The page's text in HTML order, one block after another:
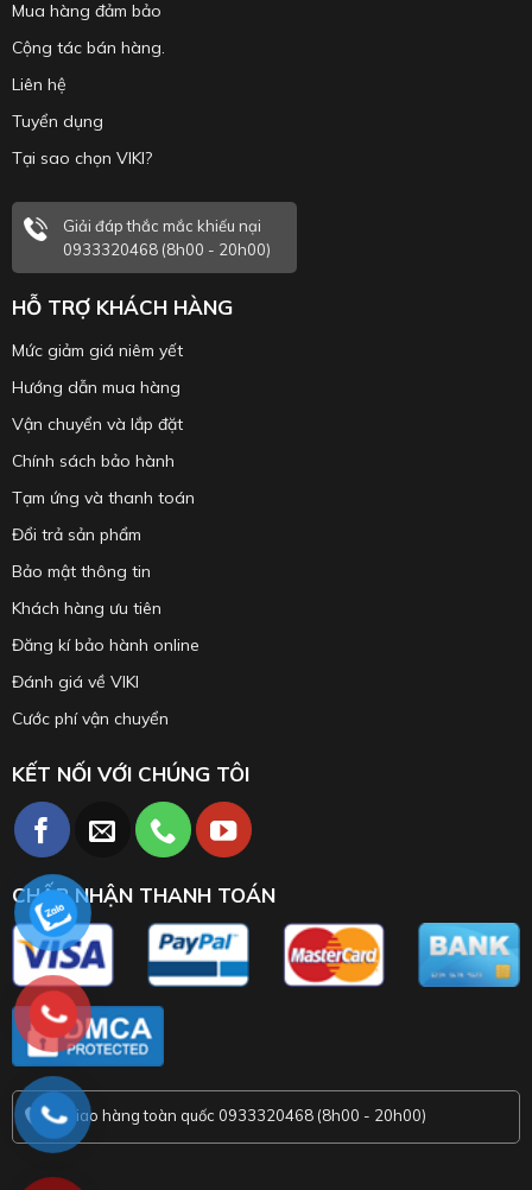
Mua hàng đảm bảo
Cộng tác bán hàng.
Liên hệ
Tuyển dụng
Tại sao chọn VIKI?
Giải đáp thắc mắc khiếu nại
0933320468 (8h00 - 20h00)
HỖ TRỢ KHÁCH HÀNG
Mức giảm giá niêm yết
Hướng dẫn mua hàng
Vận chuyển và lắp đặt
Chính sách bảo hành
Tạm ứng và thanh toán
Đổi trả sản phẩm
Bảo mật thông tin
Khách hàng ưu tiên
Đăng kí bảo hành online
Đánh giá về VIKI
Cước phí vận chuyển
KẾT NỐI VỚI CHÚNG TÔI
CHẤP NHẬN THANH TOÁN
Giao hàng toàn quốc 0933320468 (8h00 - 20h00)